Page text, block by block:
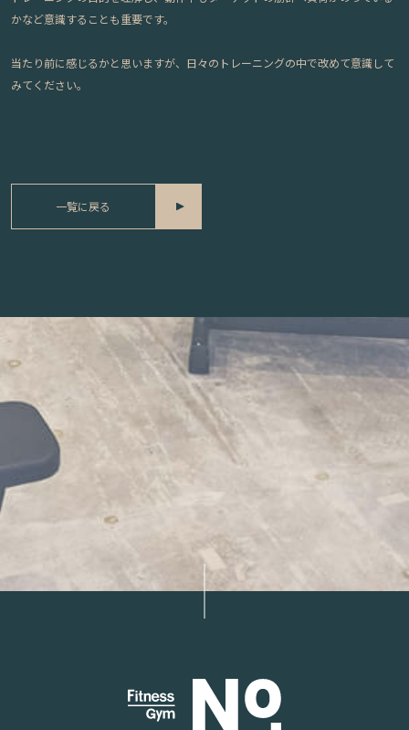
かなど意識することも重要です。
当たり前に感じるかと思いますが、日々のトレーニングの中で改めて意識して
みてください。
一覧に戻る